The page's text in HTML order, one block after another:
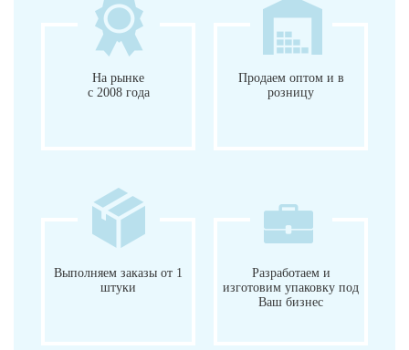
На рынке
с 2008 года
Продаем оптом и в
розницу
Выполняем заказы от 1
штуки
Разработаем и
изготовим упаковку под
Ваш бизнес